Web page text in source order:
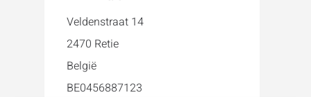
Veldenstraat 14
2470 Retie
België
BE0456887123